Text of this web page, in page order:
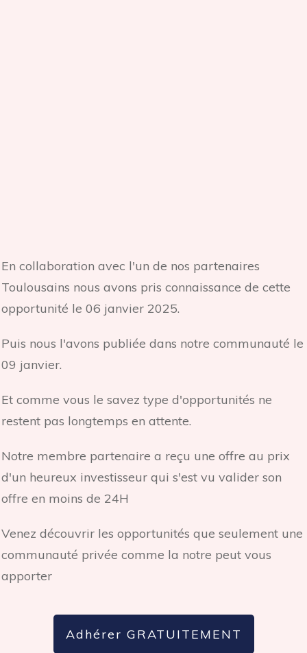
En collaboration avec l'un de nos partenaires
Toulousains nous avons pris connaissance de cette
opportunité le 06 janvier 2025.
Puis nous l'avons publiée dans notre communauté le
09 janvier.
Et comme vous le savez type d'opportunités ne
restent pas longtemps en attente.
Notre membre partenaire a reçu une offre au prix
d'un heureux investisseur qui s'est vu valider son
offre en moins de 24H
Venez découvrir les opportunités que seulement une
communauté privée comme la notre peut vous
apporter
Adhérer GRATUITEMENT